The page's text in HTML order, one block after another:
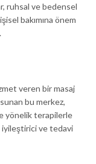
ruhsal ve bedensel
bakımına önem
veren bir masaj
bu merkez,
yönelik terapilerle
iyileştirici ve tedavi